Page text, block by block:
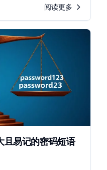
阅读更多
且易记的密码短语